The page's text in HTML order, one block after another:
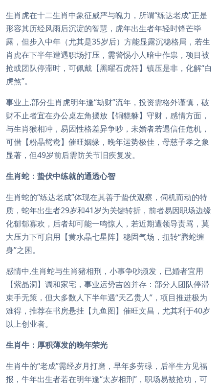
生肖虎在十二生肖中象征威严与魄力，所谓“练达老成”正是
形容其历经风雨后沉淀的智慧，虎年出生者年轻时锋芒毕
露，但步入中年（尤其是35岁后）方能显露沉稳格局，若生
肖虎在下半年遭遇职场打压，需警惕小人暗中作祟，项目被
抢或团队停滞时，可佩戴【黑曜石虎符】镇压是非，化解“白
虎煞”。
事业上,部分生肖虎明年逢“劫财”流年，投资需格外谨慎，破
财不止者宜在办公桌左角摆放【铜貔貅】守财，感情方面，
与生肖猴相冲，易因性格差异争吵，未婚者若遇信任危机，
可借【粉晶鸳鸯】催旺姻缘，晚年运势极佳，母慈子孝之象
显著，但49岁前后需防关节旧疾复发。
生肖蛇：蛰伏中练就的通透心智
生肖蛇的“练达老成”体现在其善于蛰伏观察，伺机而动的特
质，蛇年出生者29岁和41岁为关键转折，前者易因职场边缘
化郁郁寡欢，后者却可能一鸣惊人，若近期遭领导责骂，莫
大压力下可启用【黄水晶七星阵】稳固气场，扭转“腾蛇缠
身”之困。
感情中,生肖蛇与生肖猪相刑，小事争吵频发，已婚者宜用
【紫晶洞】调和家宅，事业运势吉凶并存：部分人团队停滞
束手无策，但大多数人下半年遇“天乙贵人”，项目推进极为
难得，推荐在书房悬挂【九鱼图】催旺文昌，尤其利于40岁
以上创业者。
生肖牛：厚积薄发的晚年荣光
生肖牛的“老成”需经岁月打磨，早年多劳碌，后半生方见福
报，牛年出生者若在明年逢“太岁相刑”，职场易被抢功，可